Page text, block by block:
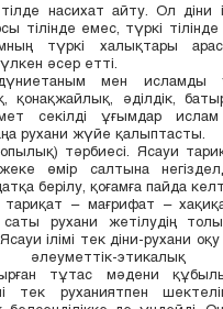
насихат айту. Ол діни
тілінде емес, түркі тілінде
түркі халықтары
әсер етті.
мен исламды
қонақжайлық, әділдік,
секілді ұғымдар ислам
рухани жүйе қалыптасты.
тәрбиесі. Ясауи
өмір салтына
берілу, қоғамға пайда
тариқат – мағрифат –
рухани жетілудің
ілімі тек діни-рухани
әлеуметтік-этикалық
тұтас мәдени
тек руханиятпен